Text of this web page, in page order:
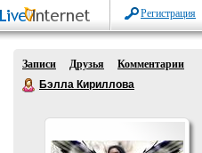
Регистрация
Записи Друзья
Комментарии
Бэлла Кириллова